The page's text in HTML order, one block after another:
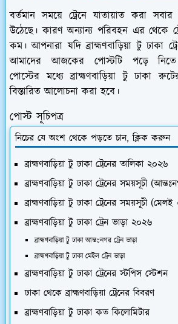
বর্তমান সময়ে ট্রেনে যাতায়াত করা
উঠেছে। কারণ অন্যান্য পরিবহন এর থেকে
কম। আপনারা যদি ব্রাহ্মণবাড়িয়া টু ঢাকা
আমাদের আজকের পোস্টটি পড়ে
পোস্টের মধ্যে ব্রাহ্মণবাড়িয়া টু ঢাকা
বিস্তারিত আলোচনা করা হবে।
পোস্ট সূচিপত্র
নিচের যে অংশ থেকে পড়তে চান, ক্লিক করুন
ব্রাহ্মণবাড়িয়া টু ঢাকা ট্রেনের তালিকা ২০২৬
ব্রাহ্মণবাড়িয়া টু ঢাকা ট্রেনের সময়সূচী
ব্রাহ্মণবাড়িয়া টু ঢাকা ট্রেনের সময়সূচী
ব্রাহ্মণবাড়িয়া টু ঢাকা ট্রেন ভাড়া ২০২৬
ব্রাহ্মণবাড়িয়া টু ঢাকা আন্তঃনগর ট্রেন ভাড়া
ব্রাহ্মণবাড়িয়া টু ঢাকা মেইল ট্রেন ভাড়া
ব্রাহ্মণবাড়িয়া টু ঢাকা ট্রেনের স্টপিস স্টেশন
ঢাকা থেকে ব্রাহ্মণবাড়িয়া ট্রেনের বিবরণ
ব্রাহ্মণবাড়িয়া টু ঢাকা কত কিলোমিটার